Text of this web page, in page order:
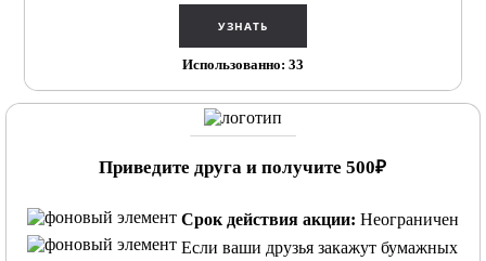
Использованно: 33
Приведите друга и получите 500₽
Срок действия акции: Неограничен
Если ваши друзья закажут бумажных